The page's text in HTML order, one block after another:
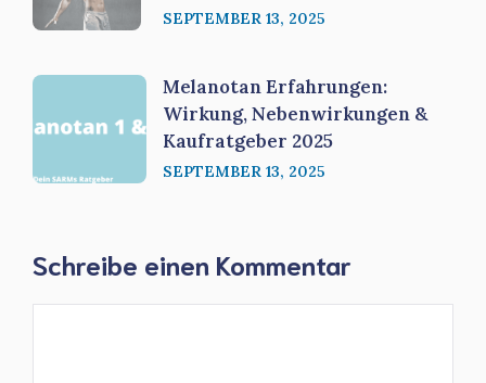
SEPTEMBER 13, 2025
Melanotan Erfahrungen:
Wirkung, Nebenwirkungen &
Kaufratgeber 2025
SEPTEMBER 13, 2025
Schreibe einen Kommentar